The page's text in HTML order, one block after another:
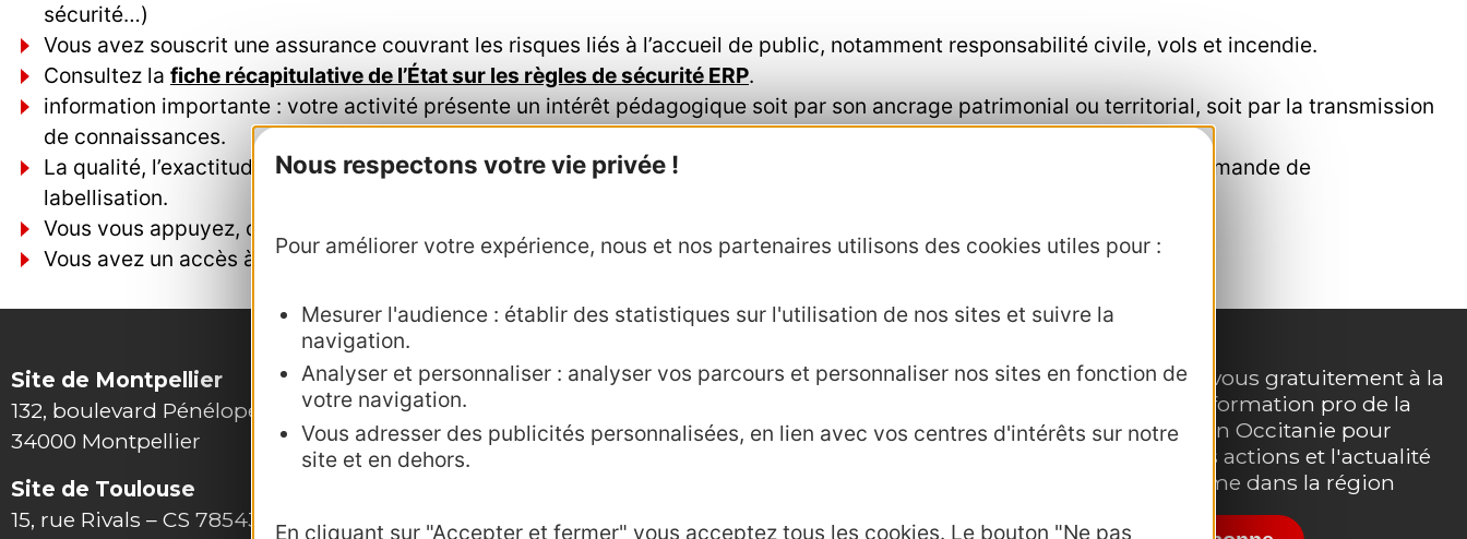
Nous respectons votre vie privée !
Pour améliorer votre expérience, nous et nos partenaires utilisons des cookies utiles pour :
Mesurer l'audience : établir des statistiques sur l'utilisation de nos sites et suivre la
navigation.
Analyser et personnaliser : analyser vos parcours et personnaliser nos sites en fonction de
votre navigation.
Vous adresser des publicités personnalisées, en lien avec vos centres d'intérêts sur notre
site et en dehors.
En cliquant sur "Accepter et fermer" vous acceptez tous les cookies. Le bouton "Ne pas
sécurité…)
Vous avez souscrit une assurance couvrant les risques liés à l’accueil de public, notamment responsabilité civile, vols et incendie.
Consultez la fiche récapitulative de l’État sur les règles de sécurité ERP.
information importante : votre activité présente un intérêt pédagogique soit par son ancrage patrimonial ou territorial, soit par la transmission
de connaissances.
La qualité, l’exactitude et la pertinence du discours de médiation restitué au public constituent un pré-requis à toute demande de
labellisation.
Vous vous appuyez, dans le cas idéal, sur un comité scientifique et/ou sur des personnes et structures ressources.
Vous avez un accès à internet.
Site de Montpellier
132, boulevard Pénélope
34000 Montpellier
Site de Toulouse
15, rue Rivals – CS 78543
Agence AD'OCC
Voyagistes
Inscrivez-vous gratuitement à la
lettre d'information pro de la
destination Occitanie pour
suivre nos actions et l'actualité
du tourisme dans la région